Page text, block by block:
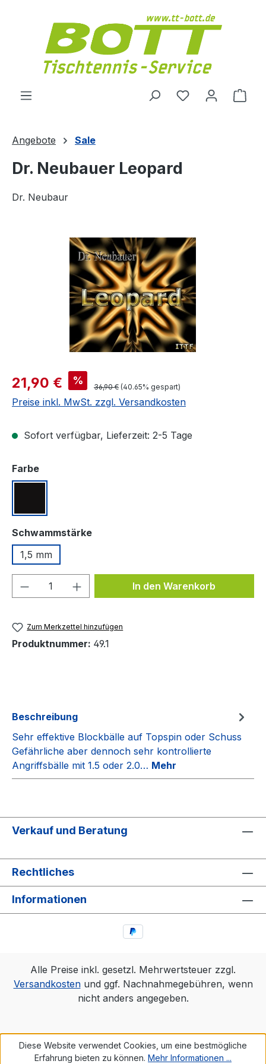
Du hast 0
Angebote Sale
Dr. Neubauer Leopard
Dr. Neubaur
Verkaufspreis:
21,90 € % Regulärer Preis:
36,90 € (40.65% gespart)
Preise inkl. MwSt. zzgl. Versandkosten
Sofort verfügbar, Lieferzeit: 2-5 Tage
Farbeauswählen
Schwammstärkeauswählen
1,5 mm
Produkt Anzahl: Gib denIn den Warenkorb
Zum Merkzettel hinzufügen
Produktnummer: 49.1
Beschreibung
Sehr effektive Blockbälle auf Topspin oder Schuss
Gefährliche aber dennoch sehr kontrollierte
Angriffsbälle mit 1.5 oder 2.0… Mehr
Verkauf und Beratung
Rechtliches
Informationen
Alle Preise inkl. gesetzl. Mehrwertsteuer zzgl.
Versandkostenund ggf. Nachnahmegebühren, wenn
nicht anders angegeben.
Diese Website verwendet Cookies, um eine bestmögliche
Erfahrung bieten zu können. Mehr Informationen ...